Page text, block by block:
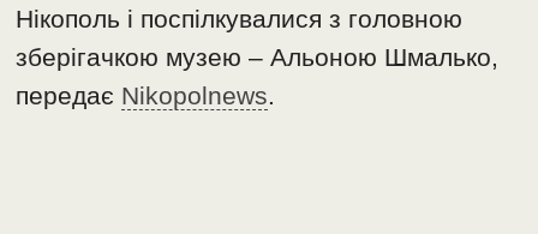
Нікополь і поспілкувалися з головною
зберігачкою музею – Альоною Шмалько,
передає Nikopolnews.